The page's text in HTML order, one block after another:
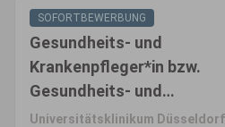
SOFORTBEWERBUNG
Gesundheits- und
Krankenpfleger*in bzw.
Gesundheits- und
Kinderkrankenpfleger*in
Universitätsklinikum Düsseldorf